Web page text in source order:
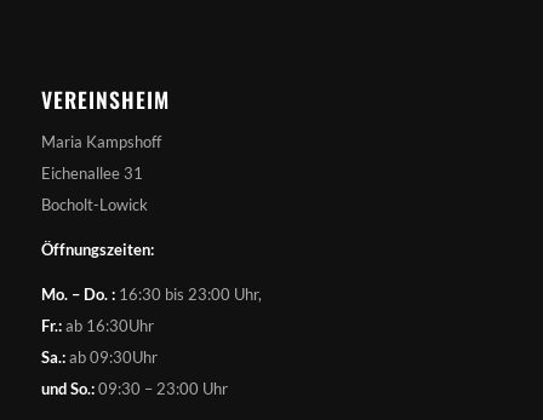
VEREINSHEIM
Maria Kampshoff
Eichenallee 31
Bocholt-Lowick
Öffnungszeiten:
Mo. – Do. :16:30 bis 23:00 Uhr,
Fr.:ab 16:30Uhr
Sa.:ab 09:30Uhr
und So.:09:30 – 23:00 Uhr